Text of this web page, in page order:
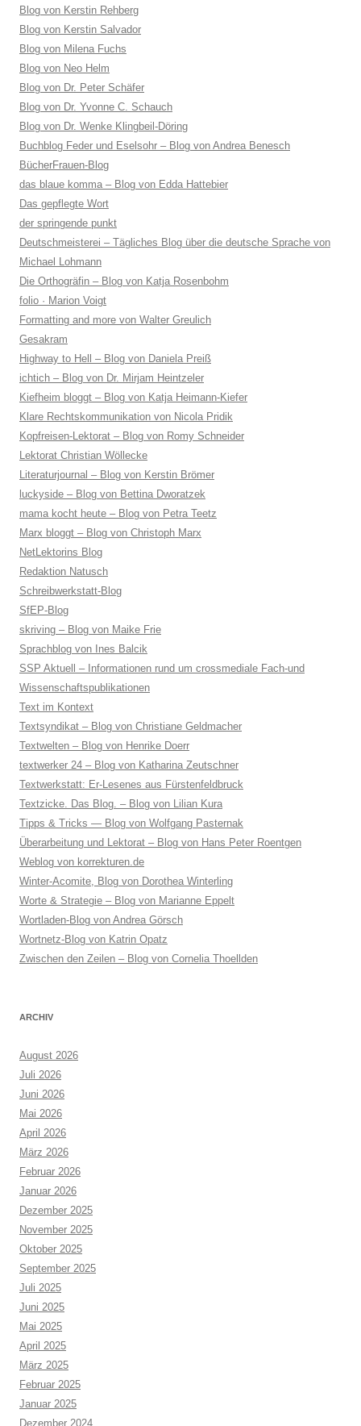
Blog von Kerstin Rehberg
Blog von Kerstin Salvador
Blog von Milena Fuchs
Blog von Neo Helm
Blog von Dr. Peter Schäfer
Blog von Dr. Yvonne C. Schauch
Blog von Dr. Wenke Klingbeil-Döring
Buchblog Feder und Eselsohr – Blog von Andrea Benesch
BücherFrauen-Blog
das blaue komma – Blog von Edda Hattebier
Das gepflegte Wort
der springende punkt
Deutschmeisterei – Tägliches Blog über die deutsche Sprache von
Michael Lohmann
Die Orthogräfin – Blog von Katja Rosenbohm
folio · Marion Voigt
Formatting and more von Walter Greulich
Gesakram
Highway to Hell – Blog von Daniela Preiß
ichtich – Blog von Dr. Mirjam Heintzeler
Kiefheim bloggt – Blog von Katja Heimann-Kiefer
Klare Rechtskommunikation von Nicola Pridik
Kopfreisen-Lektorat – Blog von Romy Schneider
Lektorat Christian Wöllecke
Literaturjournal – Blog von Kerstin Brömer
luckyside – Blog von Bettina Dworatzek
mama kocht heute – Blog von Petra Teetz
Marx bloggt – Blog von Christoph Marx
NetLektorins Blog
Redaktion Natusch
Schreibwerkstatt-Blog
SfEP-Blog
skriving – Blog von Maike Frie
Sprachblog von Ines Balcik
SSP Aktuell – Informationen rund um crossmediale Fach-und
Wissenschaftspublikationen
Text im Kontext
Textsyndikat – Blog von Christiane Geldmacher
Textwelten – Blog von Henrike Doerr
textwerker 24 – Blog von Katharina Zeutschner
Textwerkstatt: Er-Lesenes aus Fürstenfeldbruck
Textzicke. Das Blog. – Blog von Lilian Kura
Tipps & Tricks — Blog von Wolfgang Pasternak
Überarbeitung und Lektorat – Blog von Hans Peter Roentgen
Weblog von korrekturen.de
Winter-Acomite, Blog von Dorothea Winterling
Worte & Strategie – Blog von Marianne Eppelt
Wortladen-Blog von Andrea Görsch
Wortnetz-Blog von Katrin Opatz
Zwischen den Zeilen – Blog von Cornelia Thoellden
ARCHIV
August 2026
Juli 2026
Juni 2026
Mai 2026
April 2026
März 2026
Februar 2026
Januar 2026
Dezember 2025
November 2025
Oktober 2025
September 2025
Juli 2025
Juni 2025
Mai 2025
April 2025
März 2025
Februar 2025
Januar 2025
Dezember 2024